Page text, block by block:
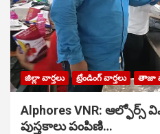
జిల్లా వార్తలు ట్రేండింగ్ వార్తలు తాజా
Alphores VNR: ఆల్ఫోర్స్
పుస్తకాలు పంపిణి…